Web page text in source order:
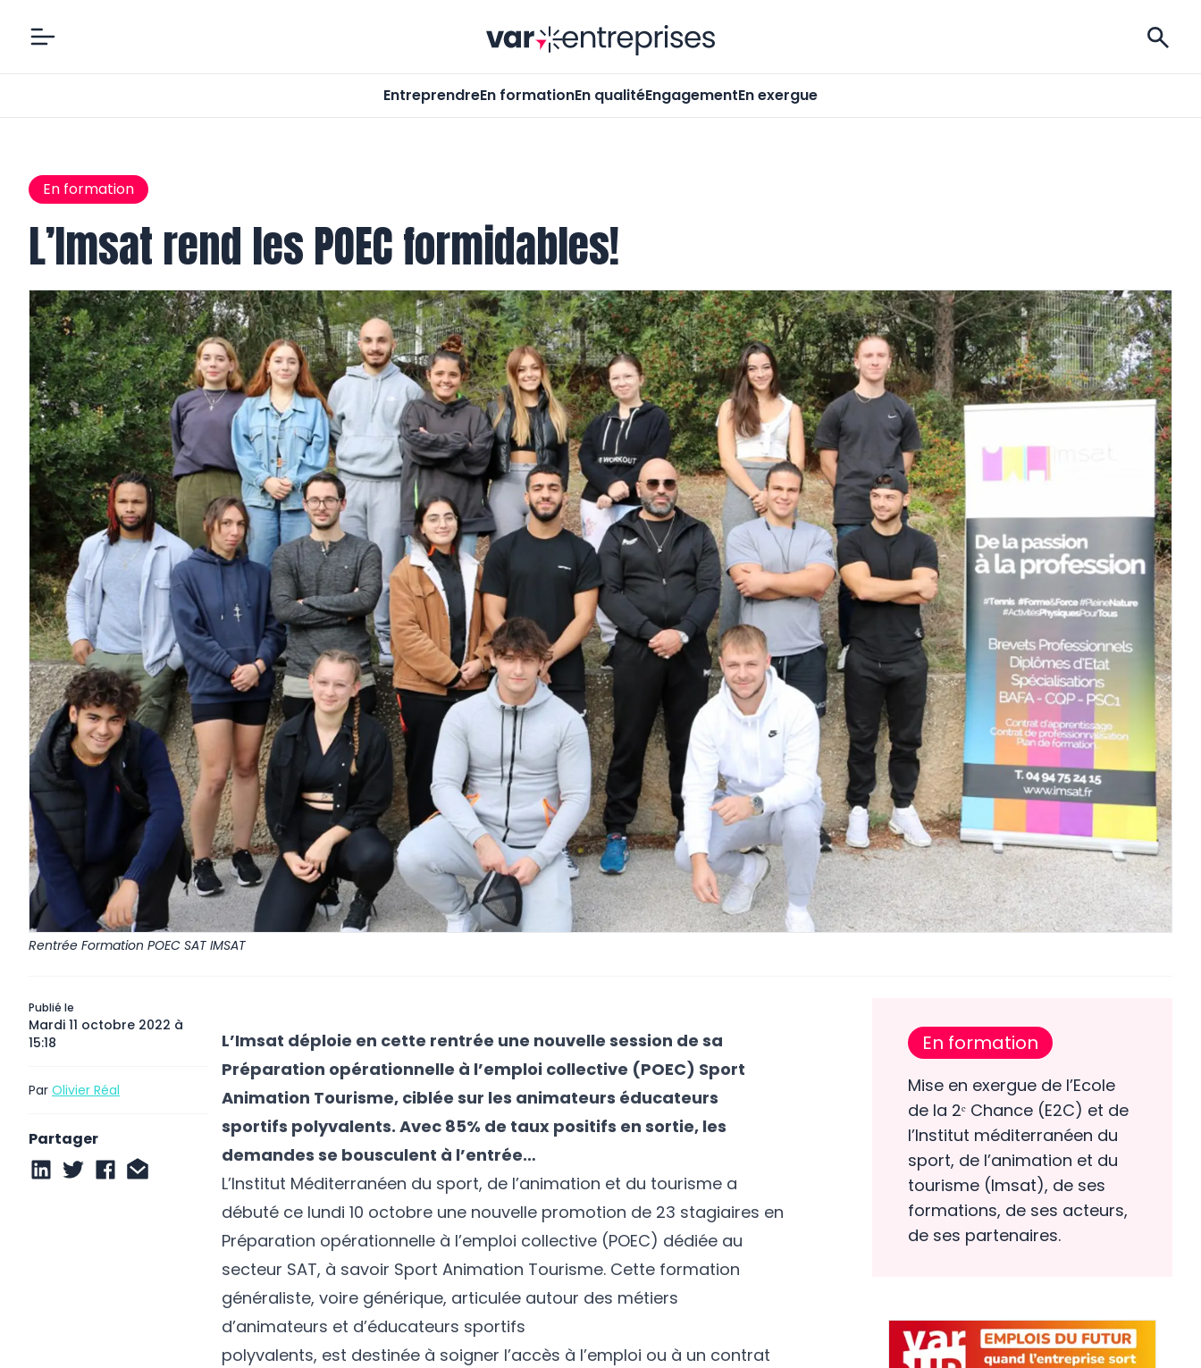
Var-Entreprises
EntreprendreEn formationEn qualitéEngagementEn exergue
En formation
L’Imsat rend les POEC formidables!
Rentrée Formation POEC SAT IMSAT
Publié le
Mardi 11 octobre 2022 à
15:18
Par Olivier Réal
Partager
L’Imsat déploie en cette rentrée une nouvelle session de sa
Préparation opérationnelle à l’emploi collective (POEC) Sport
Animation Tourisme, ciblée sur les animateurs éducateurs
sportifs polyvalents. Avec 85% de taux positifs en sortie, les
demandes se bousculent à l’entrée…
L’Institut Méditerranéen du sport, de l’animation et du tourisme a
débuté ce lundi 10 octobre une nouvelle promotion de 23 stagiaires en
Préparation opérationnelle à l’emploi collective (POEC) dédiée au
secteur SAT, à savoir Sport Animation Tourisme. Cette formation
généraliste, voire générique, articulée autour des métiers
d’animateurs et d’éducateurs sportifs
polyvalents, est destinée à soigner l’accès à l’emploi ou à un contrat
En formation
Mise en exergue de l’Ecole
de la 2ᵉ Chance (E2C) et de
l’Institut méditerranéen du
sport, de l’animation et du
tourisme (Imsat), de ses
formations, de ses acteurs,
de ses partenaires.